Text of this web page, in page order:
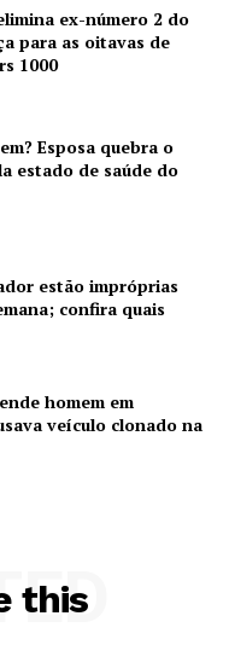
ex-número 2 do
para as oitavas de
1000
Esposa quebra o
estado de saúde do
estão impróprias
confira quais
homem em
veículo clonado na
this